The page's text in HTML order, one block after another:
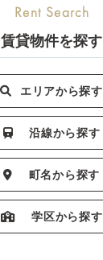
賃貸物件を探す
エリアから探す
沿線から探す
町名から探す
学区から探す